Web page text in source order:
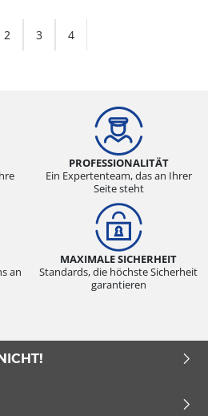
2 3 4
PROFESSIONALITÄT
Ein Expertenteam, das an Ihrer
Seite steht
an
MAXIMALE SICHERHEIT
Standards, die höchste Sicherheit
garantieren